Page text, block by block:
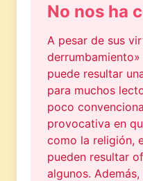
No nos ha
A pesar de sus
puede resultar
para muchos
poco
provocativa en
como la religión,
pueden resultar
algunos.